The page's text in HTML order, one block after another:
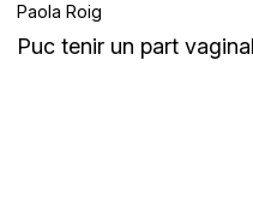
Paola Roig
Puc tenir un part